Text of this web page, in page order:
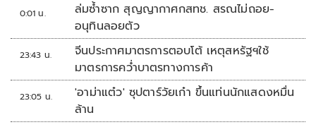
0:01 น.
ล่มซ้ำซาก สุญญากาศกสทช. สรณไม่ถอย-
อนุทินลอยตัว
23:43 น.
จีนประกาศมาตรการตอบโต้ เหตุสหรัฐฯใช้
มาตรการคว่ำบาตรทางการค้า
23:05 น.
'อาม่าแต๋ว' ซุปตาร์วัยเก๋า ขึ้นแท่นนักแสดงหมื่น
ล้าน